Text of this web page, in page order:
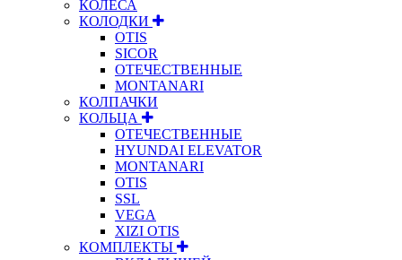
КОЛЁСА
КОЛОДКИ
OTIS
SICOR
ОТЕЧЕСТВЕННЫЕ
MONTANARI
КОЛПАЧКИ
КОЛЬЦА
ОТЕЧЕСТВЕННЫЕ
HYUNDAI ELEVATOR
MONTANARI
OTIS
SSL
VEGA
XIZI OTIS
КОМПЛЕКТЫ